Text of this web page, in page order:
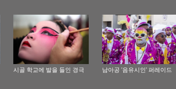
시골 학교에 발을 들인 경극 남아공 '음유시인' 퍼레이드